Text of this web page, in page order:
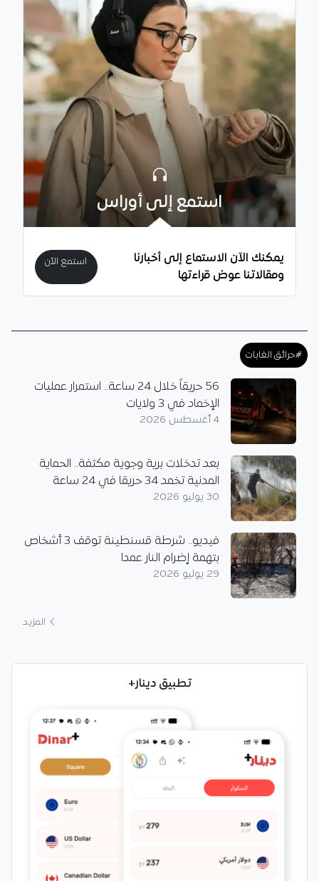
استمع إلى أوراس
يمكنك الآن الاستماع إلى أخبارنا
ومقالاتنا عوض قراءتها
استمع الآن
#حرائق الغابات
56 حريقاً خلال 24 ساعة.. استمرار عمليات
الإخماد في 3 ولايات
4 أغسطس 2026
بعد تدخلات برية وجوية مكثفة.. الحماية
المدنية تخمد 34 حريقا في 24 ساعة
30 يوليو 2026
فيديو.. شرطة قسنطينة توقف 3 أشخاص
بتهمة إضرام النار عمدا
29 يوليو 2026
المزيد
تطبيق دينار+